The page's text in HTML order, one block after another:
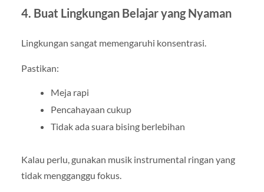
4. Buat Lingkungan Belajar yang Nyaman
Lingkungan sangat memengaruhi konsentrasi.
Pastikan:
Meja rapi
Pencahayaan cukup
Tidak ada suara bising berlebihan
Kalau perlu, gunakan musik instrumental ringan yang
tidak mengganggu fokus.